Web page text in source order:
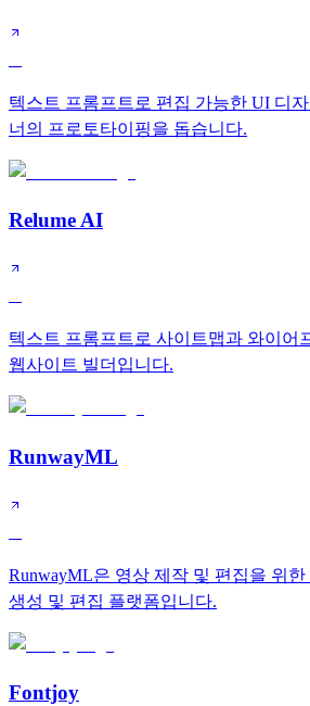
텍스트 프롬프트로 편집 가능한 UI 디
너의 프로토타이핑을 돕습니다.
Relume AI
텍스트 프롬프트로 사이트맵과 와이어
웹사이트 빌더입니다.
RunwayML
RunwayML은 영상 제작 및 편집을 위
생성 및 편집 플랫폼입니다.
Fontjoy